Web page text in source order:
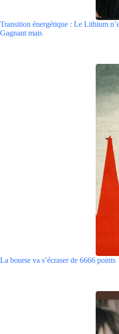
Transition énergétique : Le Lithium
Gagnant mais
La bourse va s’écraser de 6666 points